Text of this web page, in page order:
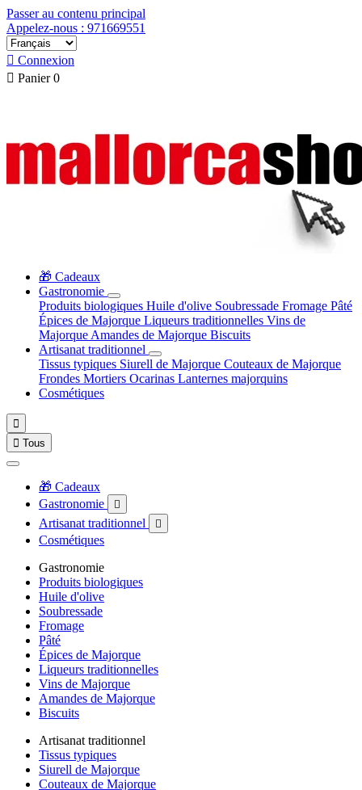
Passer au contenu principal
Appelez-nous : 971669551
 Connexion
 Panier 0
🎁 Cadeaux
Gastronomie
Produits biologiques Huile d'olive Soubressade Fromage Pâté
Épices de Majorque Liqueurs traditionnelles Vins de
Majorque Amandes de Majorque Biscuits
Artisanat traditionnel
Tissus typiques Siurell de Majorque Couteaux de Majorque
Frondes Mortiers Ocarinas Lanternes majorquins
Cosmétiques

 Tous
🎁 Cadeaux
Gastronomie

Artisanat traditionnel 
Cosmétiques
Gastronomie
Produits biologiques
Huile d'olive
Soubressade
Fromage
Pâté
Épices de Majorque
Liqueurs traditionnelles
Vins de Majorque
Amandes de Majorque
Biscuits
Artisanat traditionnel
Tissus typiques
Siurell de Majorque
Couteaux de Majorque